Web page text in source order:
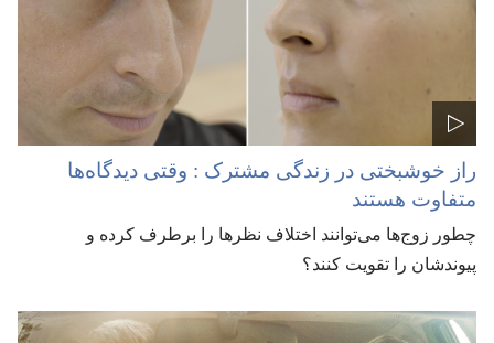
راز خوشبختی در زندگی مشترک :‏ وقتی دیدگاه‌ها
متفاوت هستند
چطور زوج‌ها می‌توانند اختلاف نظرها را برطرف کرده و
پیوندشان را تقویت کنند؟‏